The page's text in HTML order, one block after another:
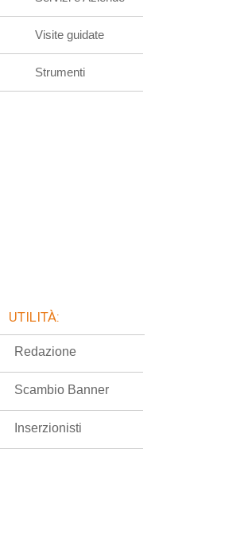
Visite guidate
Strumenti
UTILITÀ:
Redazione
Scambio Banner
Inserzionisti